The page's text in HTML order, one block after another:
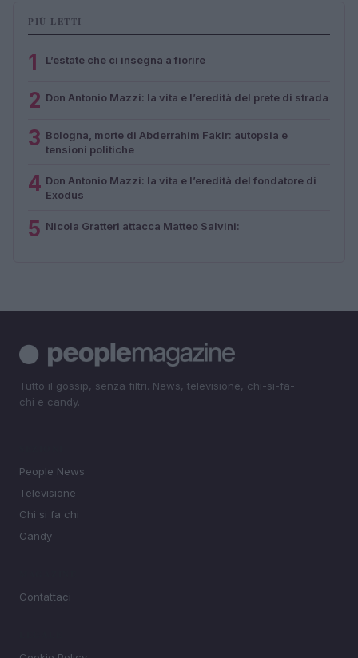
PIÙ LETTI
1 L’estate che ci insegna a fiorire
2 Don Antonio Mazzi: la vita e l’eredità del prete di strada
3 Bologna, morte di Abderrahim Fakir: autopsia e
tensioni politiche
4 Don Antonio Mazzi: la vita e l’eredità del fondatore di
Exodus
5 Nicola Gratteri attacca Matteo Salvini:
Tutto il gossip, senza filtri. News, televisione, chi-si-fa-
chi e candy.
People News
Televisione
Chi si fa chi
Candy
Contattaci